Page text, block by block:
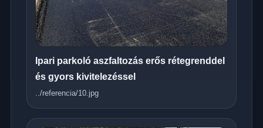
Ipari parkoló aszfaltozás erős rétegrenddel
és gyors kivitelezéssel
../referencia/10.jpg